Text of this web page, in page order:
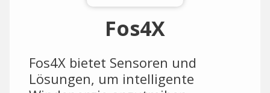
Fos4X
Fos4X bietet Sensoren und
Lösungen, um intelligente